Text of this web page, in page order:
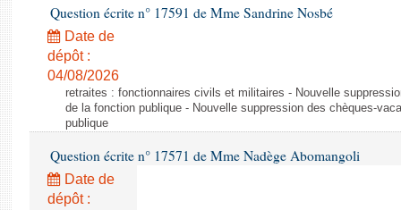
Question écrite n° 17591 de Mme Sandrine Nosbé
Date de
dépôt :
04/08/2026
retraites : fonctionnaires civils et militaires - Nouvelle
de la fonction publique - Nouvelle suppression des chèques-
publique
Question écrite n° 17571 de Mme Nadège Abomangoli
Date de
dépôt :